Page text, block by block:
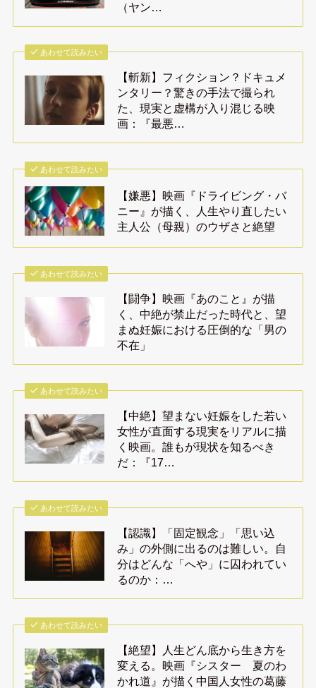
（ヤン…
あわせて読みたい
【斬新】フィクション？ドキュメ
ンタリー？驚きの手法で撮られ
た、現実と虚構が入り混じる映
画：『最悪…
あわせて読みたい
【嫌悪】映画『ドライビング・バ
ニー』が描く、人生やり直したい
主人公（母親）のウザさと絶望
あわせて読みたい
【闘争】映画『あのこと』が描
く、中絶が禁止だった時代と、望
まぬ妊娠における圧倒的な「男の
不在」
あわせて読みたい
【中絶】望まない妊娠をした若い
女性が直面する現実をリアルに描
く映画。誰もが現状を知るべき
だ：『17…
あわせて読みたい
【認識】「固定観念」「思い込
み」の外側に出るのは難しい。自
分はどんな「へや」に囚われてい
るのか：…
あわせて読みたい
【絶望】人生どん底から生き方を
変える。映画『シスター 夏のわ
かれ道』が描く中国人女性の葛藤